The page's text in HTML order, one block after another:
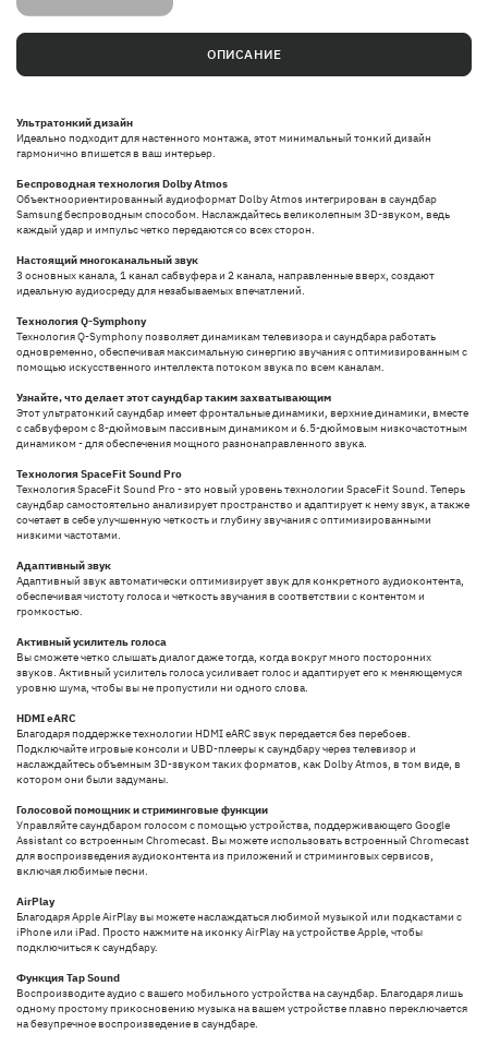
ОПИСАНИЕ
Ультратонкий дизайн
Идеально подходит для настенного монтажа, этот минимальный тонкий дизайн
гармонично впишется в ваш интерьер.
Беспроводная технология Dolby Atmos
Объектноориентированный аудиоформат Dolby Atmos интегрирован в саундбар
Samsung беспроводным способом. Наслаждайтесь великолепным 3D-звуком, ведь
каждый удар и импульс четко передаются со всех сторон.
Настоящий многоканальный звук
3 основных канала, 1 канал сабвуфера и 2 канала, направленные вверх, создают
идеальную аудиосреду для незабываемых впечатлений.
Технология Q-Symphony
Технология Q-Symphony позволяет динамикам телевизора и саундбара работать
одновременно, обеспечивая максимальную синергию звучания с оптимизированным с
помощью искусственного интеллекта потоком звука по всем каналам.
Узнайте, что делает этот саундбар таким захватывающим
Этот ультратонкий саундбар имеет фронтальные динамики, верхние динамики, вместе
с сабвуфером с 8-дюймовым пассивным динамиком и 6.5-дюймовым низкочастотным
динамиком - для обеспечения мощного разнонаправленного звука.
Технология SpaceFit Sound Pro
Технология SpaceFit Sound Pro - это новый уровень технологии SpaceFit Sound. Теперь
саундбар самостоятельно анализирует пространство и адаптирует к нему звук, а также
сочетает в себе улучшенную четкость и глубину звучания с оптимизированными
низкими частотами.
Адаптивный звук
Адаптивный звук автоматически оптимизирует звук для конкретного аудиоконтента,
обеспечивая чистоту голоса и четкость звучания в соответствии с контентом и
громкостью.
Активный усилитель голоса
Вы сможете четко слышать диалог даже тогда, когда вокруг много посторонних
звуков. Активный усилитель голоса усиливает голос и адаптирует его к меняющемуся
уровню шума, чтобы вы не пропустили ни одного слова.
HDMI eARC
Благодаря поддержке технологии HDMI eARC звук передается без перебоев.
Подключайте игровые консоли и UBD-плееры к саундбару через телевизор и
наслаждайтесь объемным 3D-звуком таких форматов, как Dolby Atmos, в том виде, в
котором они были задуманы.
Голосовой помощник и стриминговые функции
Управляйте саундбаром голосом с помощью устройства, поддерживающего Google
Assistant со встроенным Chromecast. Вы можете использовать встроенный Chromecast
для воспроизведения аудиоконтента из приложений и стриминговых сервисов,
включая любимые песни.
AirPlay
Благодаря Apple AirPlay вы можете наслаждаться любимой музыкой или подкастами с
iPhone или iPad. Просто нажмите на иконку AirPlay на устройстве Apple, чтобы
подключиться к саундбару.
Функция Tap Sound
Воспроизводите аудио с вашего мобильного устройства на саундбар. Благодаря лишь
одному простому прикосновению музыка на вашем устройстве плавно переключается
на безупречное воспроизведение в саундбаре.